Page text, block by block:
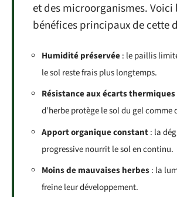
et des microorganismes. Voici
bénéfices principaux de cette
Humidité préservée: le paillis
le sol reste frais plus longtemps.
Résistance aux écarts thermiques
d’herbe protège le sol du gel comme
Apport organique constant: la
progressive nourrit le sol en continu.
Moins de mauvaises herbes: la
freine leur développement.